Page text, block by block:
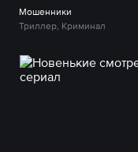
Мошенники
Триллер, Криминал